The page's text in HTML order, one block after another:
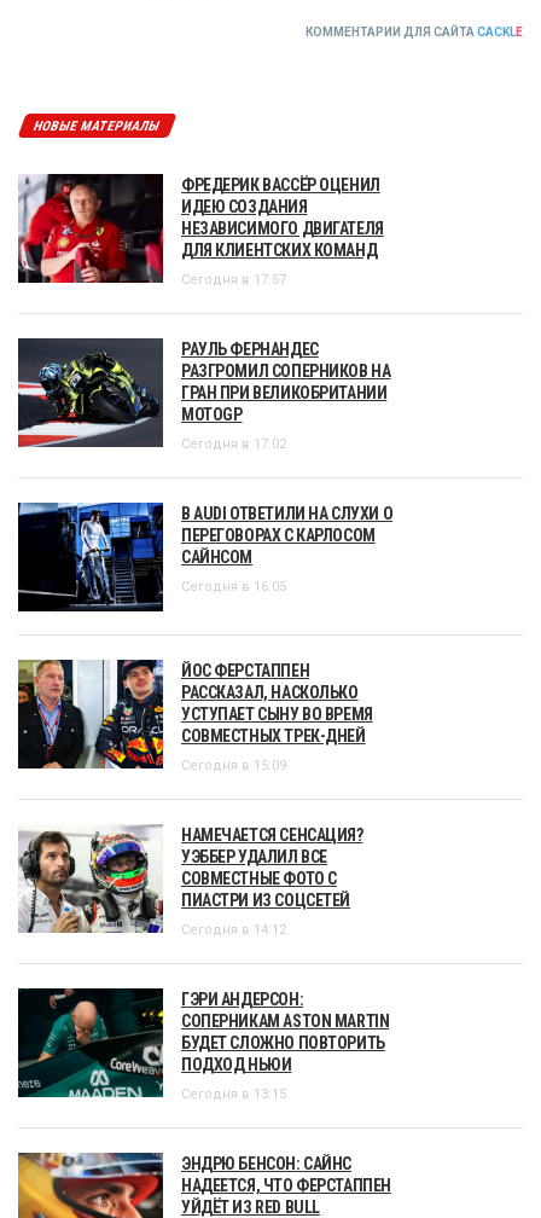
КОММЕНТАРИИ ДЛЯ САЙТА CACKLE
НОВЫЕ МАТЕРИАЛЫ
ФРЕДЕРИК ВАССЁР ОЦЕНИЛ
ИДЕЮ СОЗДАНИЯ
НЕЗАВИСИМОГО ДВИГАТЕЛЯ
ДЛЯ КЛИЕНТСКИХ КОМАНД
Сегодня в 17:57
РАУЛЬ ФЕРНАНДЕС
РАЗГРОМИЛ СОПЕРНИКОВ НА
ГРАН ПРИ ВЕЛИКОБРИТАНИИ
MOTOGP
Сегодня в 17:02
В AUDI ОТВЕТИЛИ НА СЛУХИ О
ПЕРЕГОВОРАХ С КАРЛОСОМ
САЙНСОМ
Сегодня в 16:05
ЙОС ФЕРСТАППЕН
РАССКАЗАЛ, НАСКОЛЬКО
УСТУПАЕТ СЫНУ ВО ВРЕМЯ
СОВМЕСТНЫХ ТРЕК-ДНЕЙ
Сегодня в 15:09
НАМЕЧАЕТСЯ СЕНСАЦИЯ?
УЭББЕР УДАЛИЛ ВСЕ
СОВМЕСТНЫЕ ФОТО С
ПИАСТРИ ИЗ СОЦСЕТЕЙ
Сегодня в 14:12
ГЭРИ АНДЕРСОН:
СОПЕРНИКАМ ASTON MARTIN
БУДЕТ СЛОЖНО ПОВТОРИТЬ
ПОДХОД НЬЮИ
Сегодня в 13:15
ЭНДРЮ БЕНСОН: САЙНС
НАДЕЕТСЯ, ЧТО ФЕРСТАППЕН
УЙДЁТ ИЗ RED BULL